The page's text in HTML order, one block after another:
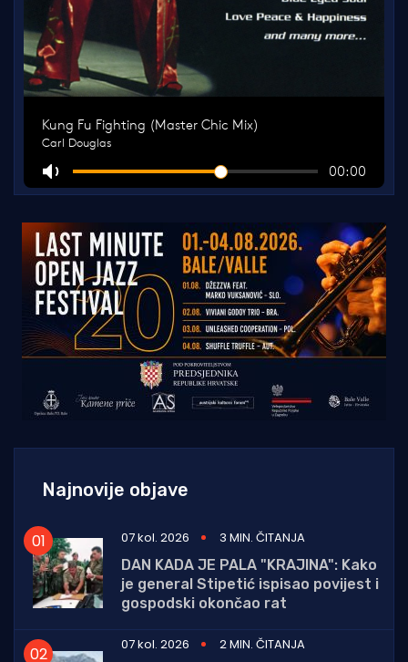
Najnovije objave
07 kol. 2026
3 MIN. ČITANJA
DAN KADA JE PALA "KRAJINA": Kako
je general Stipetić ispisao povijest i
gospodski okončao rat
07 kol. 2026
2 MIN. ČITANJA